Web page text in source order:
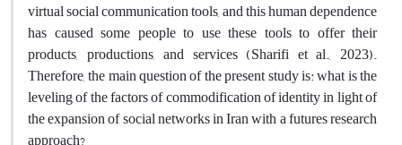
virtual social communication tools, and this human dependence
has caused some people to use these tools to offer their
products, productions, and services (Sharifi et al., 2023).
Therefore, the main question of the present study is: what is the
leveling of the factors of commodification of identity in light of
the expansion of social networks in Iran with a futures research